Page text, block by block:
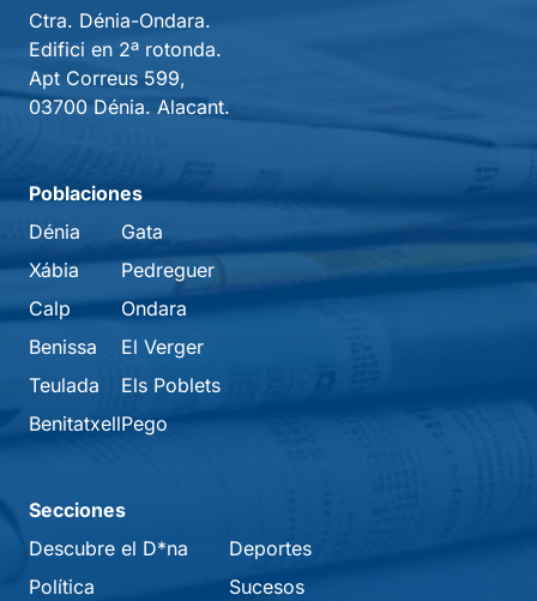
Ctra. Dénia-Ondara.
Edifici en 2ª rotonda.
Apt Correus 599,
03700 Dénia. Alacant.
Poblaciones
Dénia
Xábia
Calp
Benissa
Teulada
Benitatxell
Gata
Pedreguer
Ondara
El Verger
Els Poblets
Pego
Secciones
Descubre el D*na
Política
Deportes
Sucesos